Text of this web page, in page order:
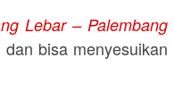
Lebar – Palembang
bisa menyesuikan